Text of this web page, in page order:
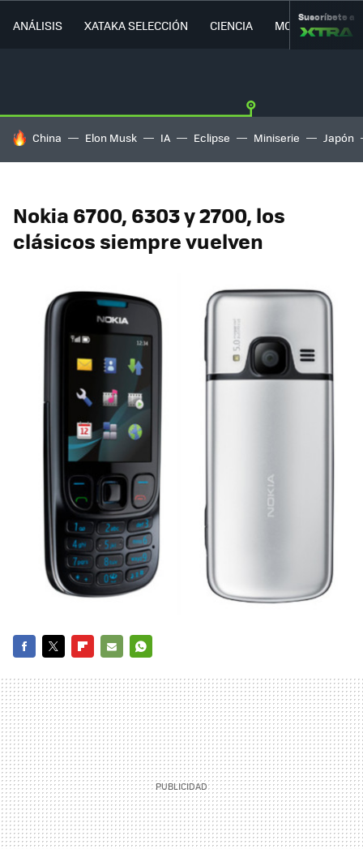
ANÁLISIS XATAKA SELECCIÓN CIENCIA MOVILIDAD
Suscríbete a
HOY SE HABLA DE
China Elon Musk IA Eclipse Miniserie Japón
Nokia 6700, 6303 y 2700, los
clásicos siempre vuelven
MAIL